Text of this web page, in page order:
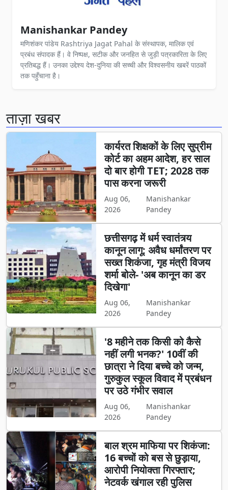
Manishankar Pandey
मणिशंकर पांडेय Rashtriya Jagat Pahal के संस्थापक, मालिक एवं
प्रबंध संपादक हैं। वे निष्पक्ष, सटीक और जनहित से जुड़ी पत्रकारिता के लिए
प्रतिबद्ध हैं। उनका उद्देश्य देश-दुनिया की सच्ची और विश्वसनीय खबरें पाठकों
तक पहुँचाना है।
ताज़ा खबर
कार्यरत शिक्षकों के लिए सुप्रीम
कोर्ट का अहम आदेश, हर साल
दो बार होगी TET; 2028 तक
पास करना जरूरी
Aug 06,
2026
Manishankar
Pandey
छत्तीसगढ़ में धर्म स्वातंत्र्य
कानून लागू: अवैध धर्मांतरण पर
सख्त शिकंजा, गृह मंत्री विजय
शर्मा बोले- 'अब कानून का डर
दिखेगा'
Aug 06,
2026
Manishankar
Pandey
'8 महीने तक किसी को कैसे
नहीं लगी भनक?' 10वीं की
छात्रा ने दिया बच्चे को जन्म,
गुरुकुल स्कूल विवाद में प्रबंधन
पर उठे गंभीर सवाल
Aug 06,
2026
Manishankar
Pandey
बाल श्रम माफिया पर शिकंजा:
16 बच्चों को बस से छुड़ाया,
आरोपी नियोक्ता गिरफ्तार;
नेटवर्क खंगाल रही पुलिस